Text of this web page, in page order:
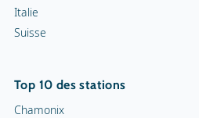
Italie
Suisse
Top 10 des stations
Chamonix